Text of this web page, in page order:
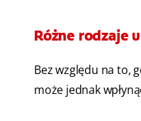
Różne rodzaje
Bez względu na to,
może jednak